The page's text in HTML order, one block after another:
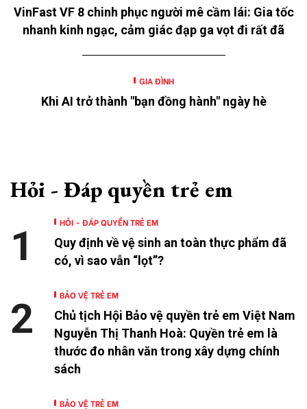
VinFast VF 8 chinh phục người mê cầm lái: Gia tốc
nhanh kinh ngạc, cảm giác đạp ga vọt đi rất đã
GIA ĐÌNH
Khi AI trở thành "bạn đồng hành" ngày hè
Hỏi - Đáp quyền trẻ em
HỎI - ĐÁP QUYỀN TRẺ EM
Quy định về vệ sinh an toàn thực phẩm đã
có, vì sao vẫn “lọt”?
1
BẢO VỆ TRẺ EM
Chủ tịch Hội Bảo vệ quyền trẻ em Việt Nam
Nguyễn Thị Thanh Hoà: Quyền trẻ em là
thước đo nhân văn trong xây dựng chính
sách
2
BẢO VỆ TRẺ EM